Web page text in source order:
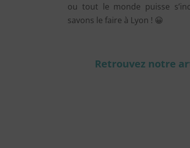
ou tout le monde puisse
savons le faire à Lyon ! 😀
Retrouvez notre